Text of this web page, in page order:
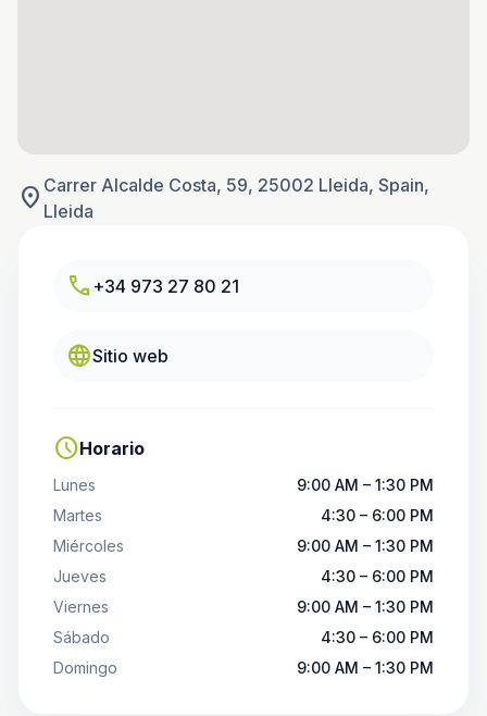
location_on Carrer Alcalde Costa, 59, 25002 Lleida, Spain,
Lleida
call +34 973 27 80 21
languageSitio web
scheduleHorario
Lunes
9:00 AM – 1:30 PM
Martes
4:30 – 6:00 PM
Miércoles
9:00 AM – 1:30 PM
Jueves
4:30 – 6:00 PM
Viernes
9:00 AM – 1:30 PM
Sábado
4:30 – 6:00 PM
Domingo
9:00 AM – 1:30 PM